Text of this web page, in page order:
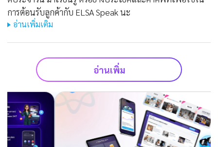
การต้อนรับลูกค้ากับ ELSA Speak นะ
อ่านเพิ่มเติม
อ่านเพิ่ม